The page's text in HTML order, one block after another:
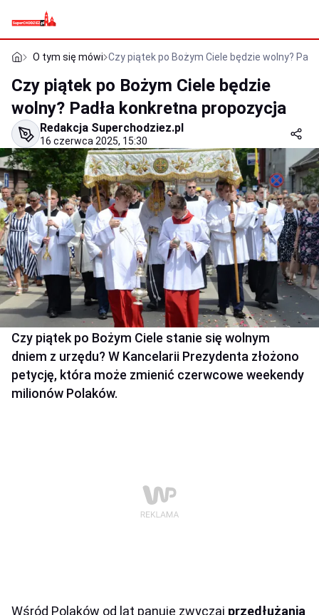
O tym się mówi Czy piątek po Bożym Ciele będzie wolny?
Czy piątek po Bożym Ciele będzie
wolny? Padła konkretna propozycja
Redakcja Superchodziez.pl
16 czerwca 2025, 15:30
Czy piątek po Bożym Ciele stanie się wolnym
dniem z urzędu? W Kancelarii Prezydenta złożono
petycję, która może zmienić czerwcowe weekendy
milionów Polaków.
Wśród Polaków od lat panuje zwyczaj przedłużania